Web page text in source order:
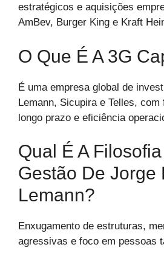
estratégicos e aquisições
AmBev, Burger King e Kraft
O Que É A 3G
É uma empresa global de
Lemann, Sicupira e Telles,
longo prazo e eficiência
Qual É A
Gestão De Jorge
Lemann?
Enxugamento de estruturas,
agressivas e foco em pessoas